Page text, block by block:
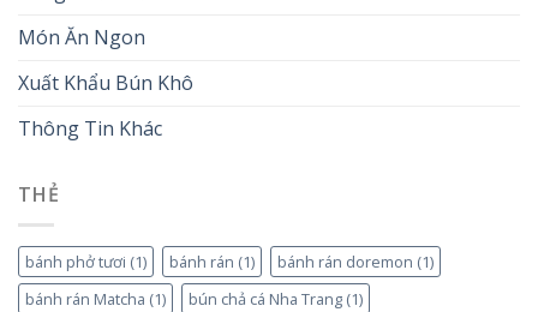
Món Ăn Ngon
Xuất Khẩu Bún Khô
Thông Tin Khác
THẺ
bánh phở tươi (1) bánh rán (1) bánh rán doremon (1)
bánh rán Matcha (1) bún chả cá Nha Trang (1)